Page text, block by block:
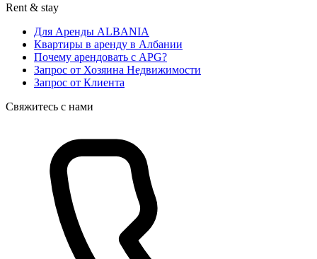
Rent & stay
Для Аренды ALBANIA
Квартиры в аренду в Албании
Почему арендовать с APG?
Запрос от Хозяина Недвижимости
Запрос от Клиента
Свяжитесь с нами